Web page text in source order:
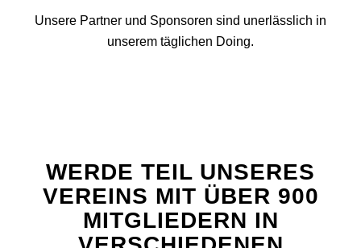
Unsere Partner und Sponsoren sind unerlässlich in
unserem täglichen Doing.
WERDE TEIL UNSERES
VEREINS MIT ÜBER 900
MITGLIEDERN IN